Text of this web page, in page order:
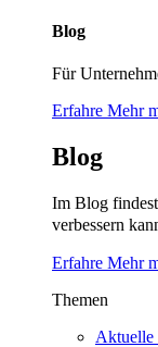
Blog
Für
Erfahre Mehr
Blog
Im Blog
verbessern
Erfahre Mehr
Themen
Aktuelle